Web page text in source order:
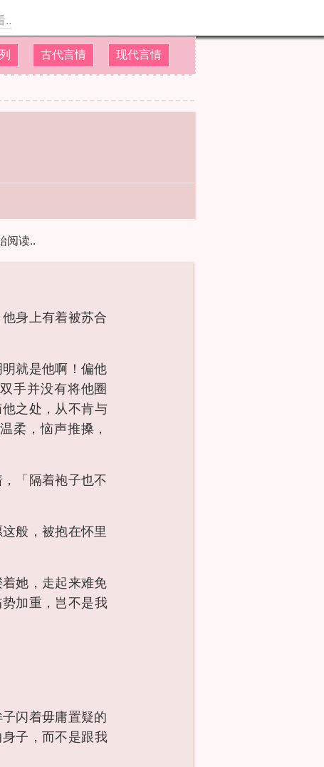
..
古代言情 现代言情
阅读..
身上有着被苏合
就是他啊！偏他
手并没有将他圈
之处，从不肯与
柔，恼声推搡，
「隔着袍子也不
般，被抱在怀里
她，走起来难免
加重，岂不是我
闪着毋庸置疑的
子，而不是跟我